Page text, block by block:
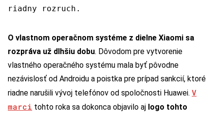
riadny rozruch.
O vlastnom operačnom systéme z dielne Xiaomi sa
rozpráva už dlhšiu dobu. Dôvodom pre vytvorenie
vlastného operačného systému mala byť pôvodne
nezávislosť od Androidu a poistka pre prípad sankcií, ktoré
riadne narušili vývoj telefónov od spoločnosti Huawei. V
marci tohto roka sa dokonca objavilo aj logo tohto